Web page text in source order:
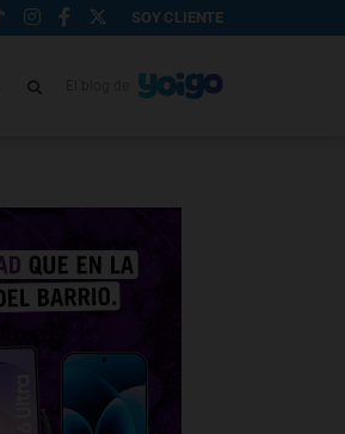
SOY CLIENTE